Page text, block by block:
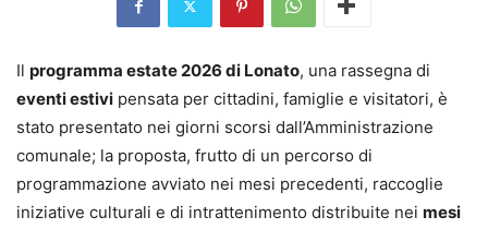
Il programma estate 2026 di Lonato, una rassegna di
eventi estivi pensata per cittadini, famiglie e visitatori, è
stato presentato nei giorni scorsi dall’Amministrazione
comunale; la proposta, frutto di un percorso di
programmazione avviato nei mesi precedenti, raccoglie
iniziative culturali e di intrattenimento distribuite nei mesi